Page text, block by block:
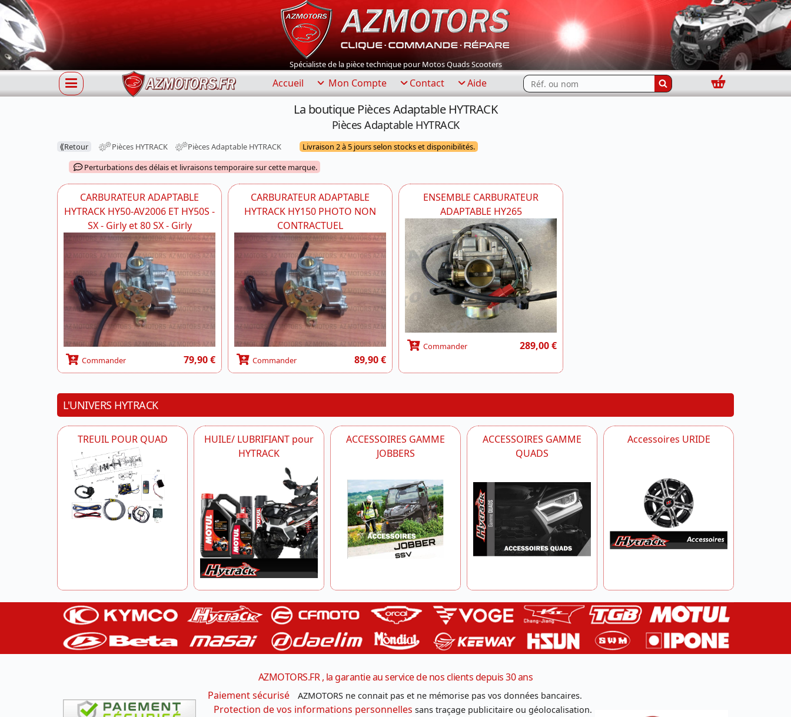
Spécialiste de la pièce technique pour Motos Quads Scooters
Accueil Mon Compte Contact Aide Rechercher...
Panier
La boutique Pièces Adaptable HYTRACK
Pièces Adaptable HYTRACK
⟪Retour Pièces HYTRACK Pièces Adaptable HYTRACK
Livraison 2 à 5 jours selon stocks et disponibilités.
Perturbations des délais et livraisons temporaire sur cette marque.
CARBURATEUR ADAPTABLE
HYTRACK HY50-AV2006 ET HY50S -
SX - Girly et 80 SX - Girly
Commander 79,90 €
CARBURATEUR ADAPTABLE
HYTRACK HY150 PHOTO NON
CONTRACTUEL
Commander 89,90 €
ENSEMBLE CARBURATEUR
ADAPTABLE HY265
Commander 289,00 €
L'UNIVERS HYTRACK
TREUIL POUR QUAD
HUILE/ LUBRIFIANT pour
HYTRACK
ACCESSOIRES GAMME
JOBBERS
ACCESSOIRES GAMME
QUADS
Accessoires URIDE
AZMOTORS.FR , la garantie au service de nos clients depuis 30 ans
Paiement sécurisé
AZMOTORS ne connait pas et ne mémorise pas vos données bancaires.
Protection de vos informations personnelles sans traçage publicitaire ou géolocalisation.